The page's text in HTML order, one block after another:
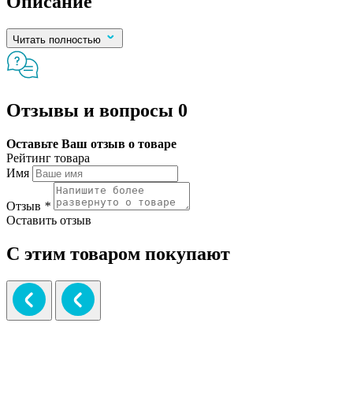
Читать полностью
Отзывы и вопросы 0
Оставьте Ваш отзыв о товаре
Рейтинг товара
Имя
Отзыв *
Оставить отзыв
С этим товаром покупают